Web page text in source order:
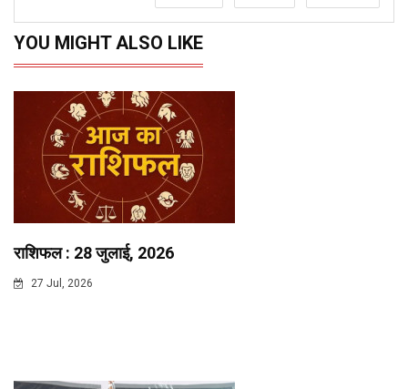
YOU MIGHT ALSO LIKE
राशिफल : 28 जुलाई, 2026
27 Jul, 2026